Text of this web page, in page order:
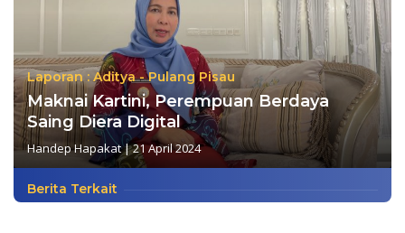
Laporan : Aditya - Pulang Pisau
Maknai Kartini, Perempuan Berdaya
Saing Diera Digital
Handep Hapakat|21 April 2024
Berita Terkait